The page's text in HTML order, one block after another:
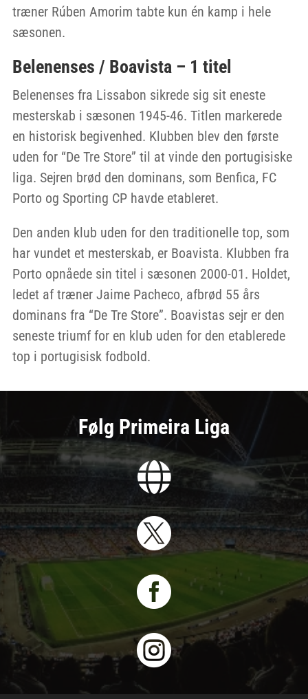
træner Rúben Amorim tabte kun én kamp i hele
sæsonen.
Belenenses / Boavista – 1 titel
Belenenses fra Lissabon sikrede sig sit eneste
mesterskab i sæsonen 1945-46. Titlen markerede
en historisk begivenhed. Klubben blev den første
uden for “De Tre Store” til at vinde den portugisiske
liga. Sejren brød den dominans, som Benfica, FC
Porto og Sporting CP havde etableret.
Den anden klub uden for den traditionelle top, som
har vundet et mesterskab, er Boavista. Klubben fra
Porto opnåede sin titel i sæsonen 2000-01. Holdet,
ledet af træner Jaime Pacheco, afbrød 55 års
dominans fra “De Tre Store”. Boavistas sejr er den
seneste triumf for en klub uden for den etablerede
top i portugisisk fodbold.
Følg Primeira Liga



